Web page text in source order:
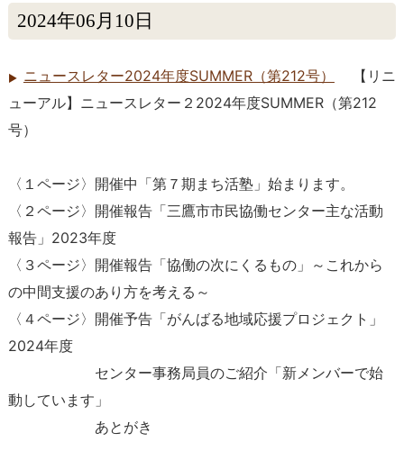
2024年06月10日
ニュースレター2024年度SUMMER（第212号）
【リニ
ューアル】ニュースレター２2024年度SUMMER（第212
号）
〈１ページ〉開催中「第７期まち活塾」始まります。
〈２ページ〉開催報告「三鷹市市民協働センター主な活動
報告」2023年度
〈３ページ〉開催報告「協働の次にくるもの」～これから
の中間支援のあり方を考える～
〈４ページ〉開催予告「がんばる地域応援プロジェクト」
2024年度
センター事務局員のご紹介「新メンバーで始
動しています」
あとがき